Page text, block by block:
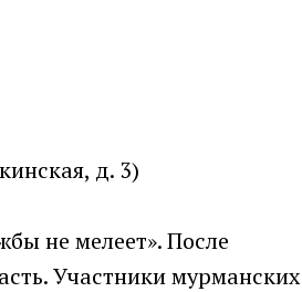
д. 3)
не мелеет». После
Участники мурманских